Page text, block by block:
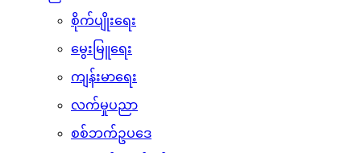
စိုက်ပျိုးရေး
မွေးမြူရေး
ကျန်းမာရေး
လက်မှုပညာ
စစ်ဘက်ဥပဒေ